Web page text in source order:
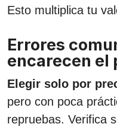
Esto multiplica tu
Errores
encarecen el
Elegir solo por
pero con poca
repruebas. Verifica